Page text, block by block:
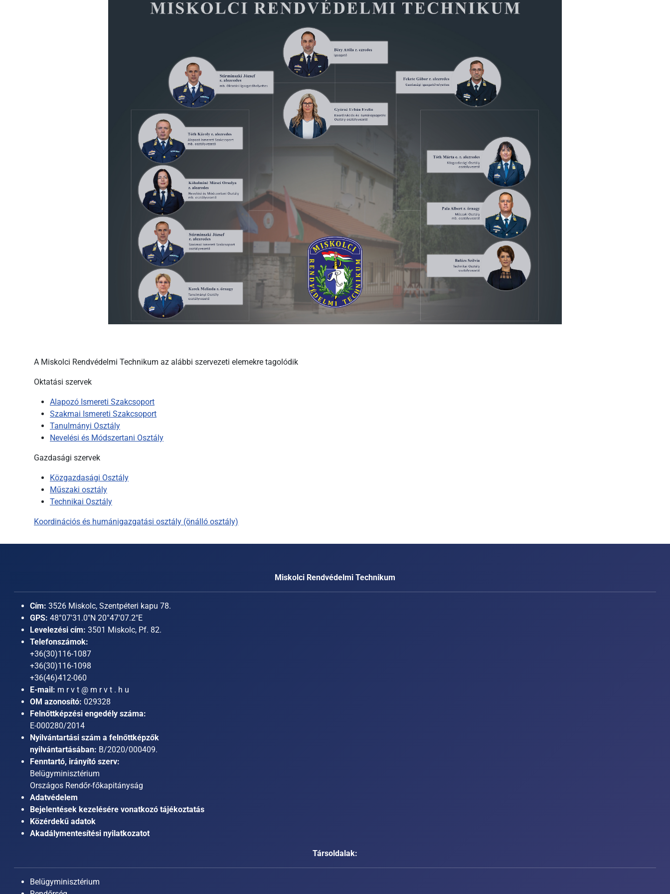
A Miskolci Rendvédelmi Technikum az alábbi szervezeti elemekre tagolódik
Oktatási szervek
Alapozó Ismereti Szakcsoport
Szakmai Ismereti Szakcsoport
Tanulmányi Osztály
Nevelési és Módszertani Osztály
Gazdasági szervek
Közgazdasági Osztály
Műszaki osztály
Technikai Osztály
Koordinációs és humánigazgatási osztály (önálló osztály)
Miskolci Rendvédelmi Technikum
Cím: 3526 Miskolc, Szentpéteri kapu 78.
GPS: 48°07'31.0"N 20°47'07.2"E
Levelezési cím: 3501 Miskolc, Pf. 82.
Telefonszámok:
+36(30)116-1087
+36(30)116-1098
+36(46)412-060
E-mail: m r v t @ m r v t . h u
OM azonosító: 029328
Felnőttképzési engedély száma:
E-000280/2014
Nyilvántartási szám a felnőttképzők
nyilvántartásában: B/2020/000409.
Fenntartó, irányító szerv:
Belügyminisztérium
Országos Rendőr-főkapitányság
Adatvédelem
Bejelentések kezelésére vonatkozó tájékoztatás
Közérdekű adatok
Akadálymentesítési nyilatkozatot
Társoldalak:
Belügyminisztérium